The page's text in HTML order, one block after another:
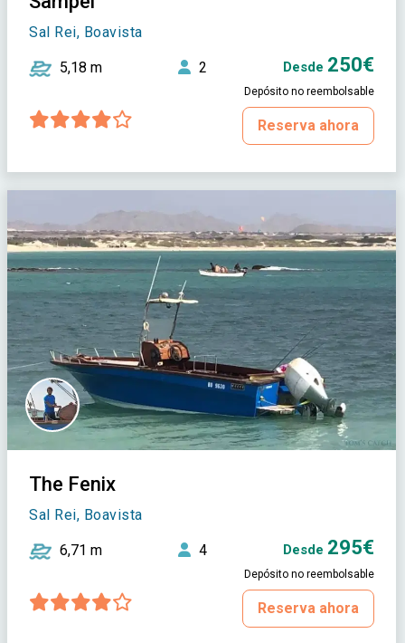
Sal Rei, Boavista
5,18 m 2 Desde 250€
Depósito no reembolsable
Reserva ahora
The Fenix
Sal Rei, Boavista
6,71 m 4 Desde 295€
Depósito no reembolsable
Reserva ahora